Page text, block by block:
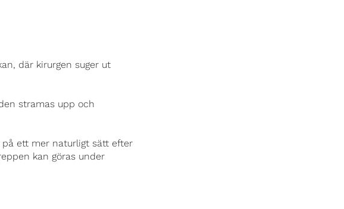
där kirurgen suger ut
stramas upp och
ett mer naturligt sätt efter
kan göras under